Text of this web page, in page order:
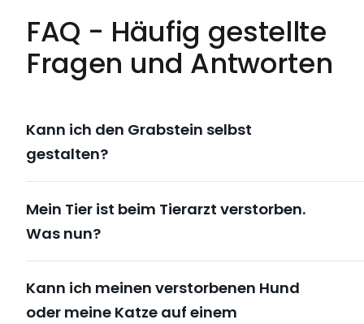
FAQ - Häufig gestellte
Fragen und Antworten
Kann ich den Grabstein selbst
gestalten?
Mein Tier ist beim Tierarzt verstorben.
Was nun?
Kann ich meinen verstorbenen Hund
oder meine Katze auf einem